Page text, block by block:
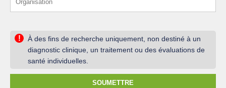
!
À des fins de recherche uniquement, non destiné à un
diagnostic clinique, un traitement ou des évaluations de
santé individuelles.
SOUMETTRE